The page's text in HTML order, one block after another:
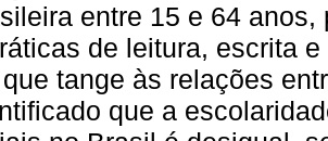
entre 15 e 64
de leitura, escrita
tange às relações
que a